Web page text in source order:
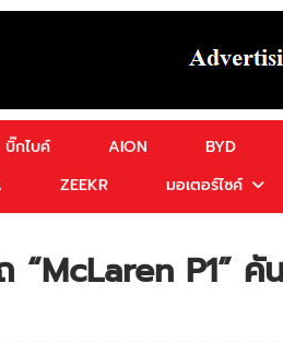
บิ๊กไบค์ AION BYD
ZEEKR มอเตอร์ไซค์
P1” คั